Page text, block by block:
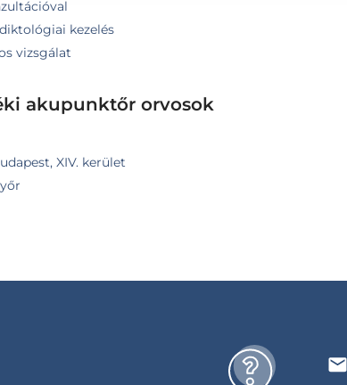
kezelés
vizsgálat
akupunktőr orvosok
XIV. kerület